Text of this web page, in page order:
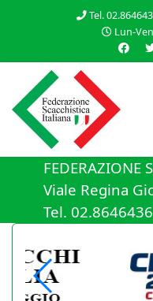
Tel.
Lun-Ven
FEDERAZIONE
Viale Regina
Tel.